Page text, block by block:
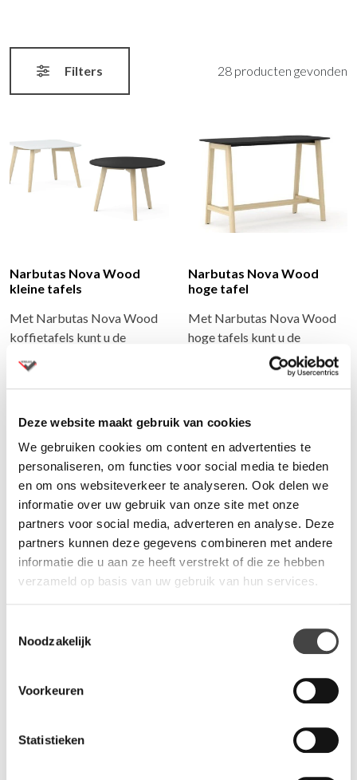
Deze website maakt gebruik van cookies
We gebruiken cookies om content en advertenties te
personaliseren, om functies voor social media te bieden
en om ons websiteverkeer te analyseren. Ook delen we
informatie over uw gebruik van onze site met onze
partners voor social media, adverteren en analyse. Deze
partners kunnen deze gegevens combineren met andere
informatie die u aan ze heeft verstrekt of die ze hebben
verzameld op basis van uw gebruik van hun services.
Noodzakelijk
Voorkeuren
Statistieken
Filters 28 producten gevonden
Narbutas Nova Wood
kleine tafels
Met Narbutas Nova Wood
koffietafels kunt u de
creëren, of u nu een gevoel
Narbutas Nova Wood
hoge tafel
Met Narbutas Nova Wood
hoge tafels kunt u de
gewenste kantoorstijl
creëren, of u nu een gevoel
De lage Narbutas Nova
gezellig en stijlvol,…
De hoge Narbutas Nova
Wood multifunctionele tafel
zal functioneren als een